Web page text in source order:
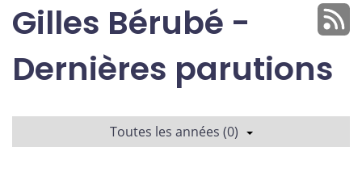
Gilles Bérubé -
Dernières parutions
Toutes les années (0)